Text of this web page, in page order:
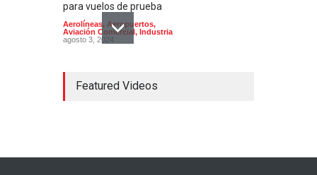
para vuelos de prueba
Aerolíneas, Aeropuertos,
Aviación Comercial , Industria
agosto 3, 2024
2.550 aviones nuevos en los
Featured Videos